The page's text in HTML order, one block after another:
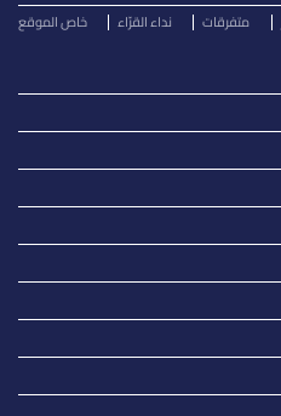
متفرقات نداء القرّاء خاص الموقع